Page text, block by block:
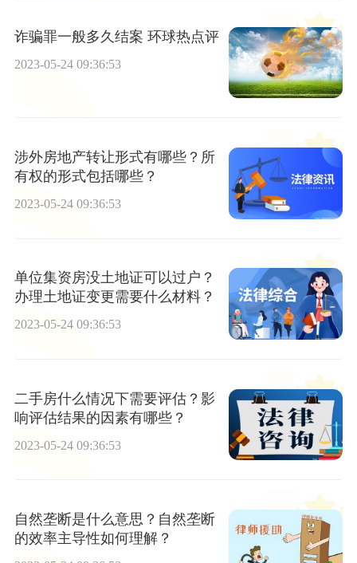
诈骗罪一般多久结案 环球热点评
2023-05-24 09:36:53
涉外房地产转让形式有哪些？所
有权的形式包括哪些？
2023-05-24 09:36:53
单位集资房没土地证可以过户？
办理土地证变更需要什么材料？
2023-05-24 09:36:53
二手房什么情况下需要评估？影
响评估结果的因素有哪些？
2023-05-24 09:36:53
自然垄断是什么意思？自然垄断
的效率主导性如何理解？